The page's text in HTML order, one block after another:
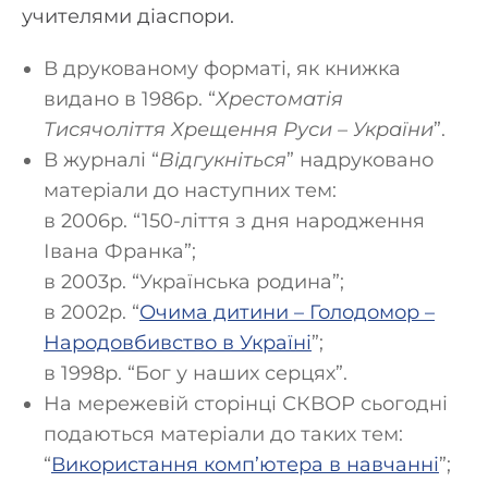
учителями діаспори.
В друкованому форматі, як книжка
видано в 1986р. “Хрестоматія
Тисячоліття Хрещення Руси – України”.
В журналі “Відгукніться” надруковано
матеріали до наступних тем:
в 2006р. “150-ліття з дня народження
Івана Франка”;
в 2003р. “Українська родина”;
в 2002р. “Очима дитини – Голодомор –
Народовбивство в Україні”;
в 1998р. “Бог у наших серцях”.
На мережевій сторінці СКВОР сьогодні
подаються матеріали до таких тем:
“Використання комп’ютера в навчанні”;